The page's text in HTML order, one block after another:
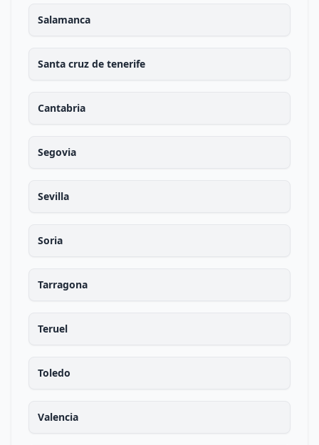
Salamanca
Santa cruz de tenerife
Cantabria
Segovia
Sevilla
Soria
Tarragona
Teruel
Toledo
Valencia